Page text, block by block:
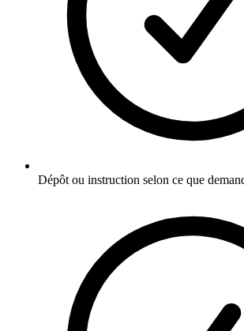
Dépôt ou instruction selon ce que